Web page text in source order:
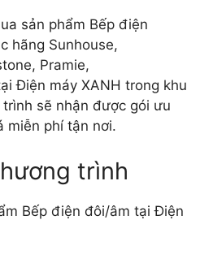
sản phẩm Bếp điện
hãng Sunhouse,
Pramie,
Điện máy XANH trong khu
sẽ nhận được gói ưu
miễn phí tận nơi.
trình
Bếp điện đôi/âm tại Điện